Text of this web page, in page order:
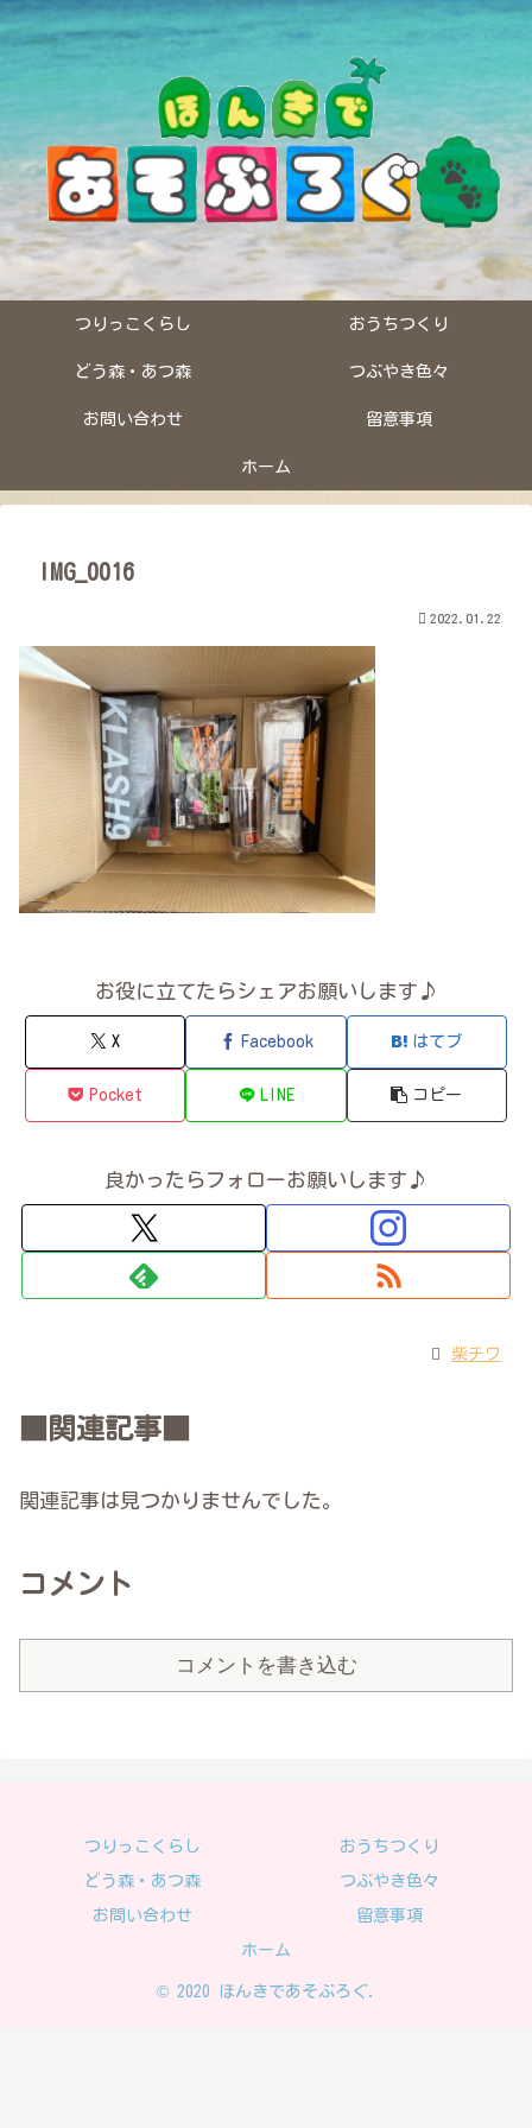
つりっこくらし おうちつくり
どう森・あつ森 つぶやき色々
お問い合わせ 留意事項
ホーム
IMG_0016
2022.01.22
お役に立てたらシェアお願いします♪
X Facebook はてブ
Pocket LINE コピー
良かったらフォローお願いします♪
柴チワ
■関連記事■
関連記事は見つかりませんでした。
コメント
コメントを書き込む
つりっこくらし おうちつくり
どう森・あつ森 つぶやき色々
お問い合わせ 留意事項
ホーム
© 2020 ほんきであそぶろぐ.